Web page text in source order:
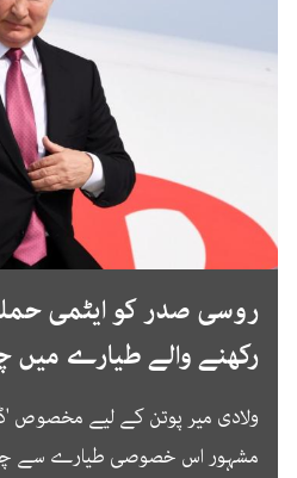
روسی صدر کو ایٹمی
رکھنے والے طیارے میں
ولادی میر پوتن کے لیے
مشہور اس خصوصی طیارے سے